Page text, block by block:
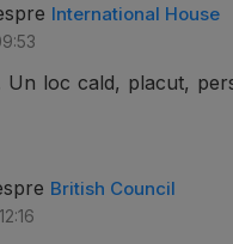
International House
Un loc cald, placut,
British Council